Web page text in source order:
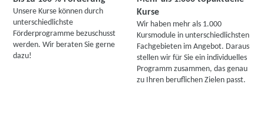
Unsere Kurse können durch
unterschiedlichste
Förderprogramme bezuschusst
werden. Wir beraten Sie gerne
dazu!
Kurse
Wir haben mehr als 1.000
Kursmodule in unterschiedlichsten
Fachgebieten im Angebot. Daraus
stellen wir für Sie ein individuelles
Programm zusammen, das genau
zu Ihren beruflichen Zielen passt.